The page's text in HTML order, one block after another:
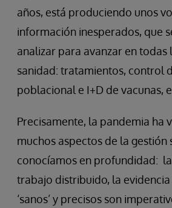
años, está produciendo unos
información inesperados, que
analizar para avanzar en todas
sanidad: tratamientos, control
poblacional e I+D de vacunas,
Precisamente, la pandemia ha
muchos aspectos de la gestión
conocíamos en profundidad:
trabajo distribuido, la
‘sanos’ y precisos son